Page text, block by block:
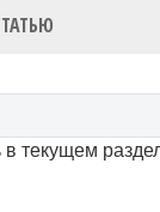
в текущем